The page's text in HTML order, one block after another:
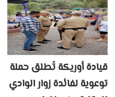
قيادة أوريكة تُطلق حملة
توعوية لفائدة زوار الوادي